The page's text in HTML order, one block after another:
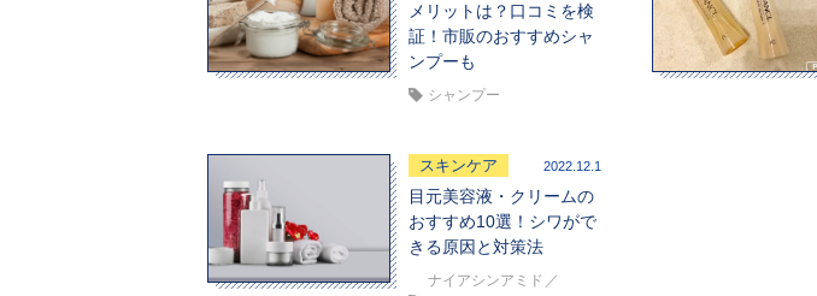
メリットは？口コミを検
証！市販のおすすめシャ
ンプーも
シャンプー
スキンケア 2022.12.1
目元美容液・クリームの
おすすめ10選！シワがで
きる原因と対策法
ナイアシンアミド